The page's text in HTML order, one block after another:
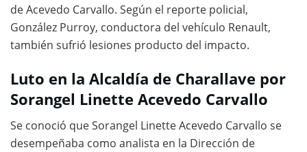
de Acevedo Carvallo. Según el reporte policial,
González Purroy, conductora del vehículo Renault,
también sufrió lesiones producto del impacto.
Luto en la Alcaldía de Charallave por
Sorangel Linette Acevedo Carvallo
Se conoció que Sorangel Linette Acevedo Carvallo se
desempeñaba como analista en la Dirección de